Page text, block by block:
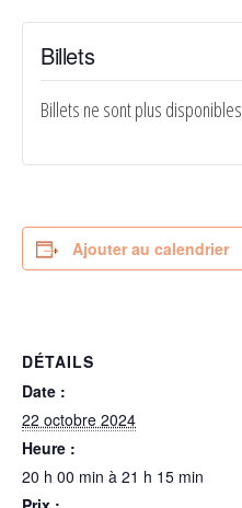
Billets
Billets ne sont plus disponibles
Ajouter au calendrier
DÉTAILS
Date :
22 octobre 2024
Heure :
20 h 00 min à 21 h 15 min